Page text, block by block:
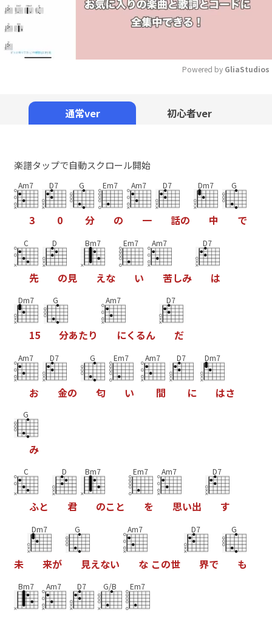
Powered by GliaStudios
通常ver 初心者ver
楽譜タップで自動スクロール開始
Am7
3
D7
0
G
分
Em7
の
Am7
一
D7
話の
Dm7
中
G
で
C
先
D
の見
Bm7
えな
Em7
い
Am7
苦しみ
D7
は
Dm7
15
G
分あたり
Am7
にく るん
D7
だ
Am7
お
D7
金の
G
匂
Em7
い
Am7
間
D7
に
Dm7
はさ
G
み
C
ふと
D
君
Bm7
のこ と
Em7
を
Am7
思い出
D7
す
未
Dm7
来が
G
見えない
Am7
な この世
D7
界で
G
も
Bm7 Am7 D7 G/B Em7